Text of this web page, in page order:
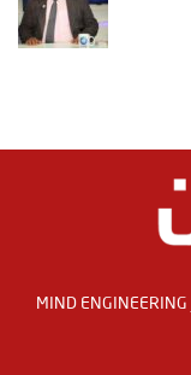
MIND ENGINEERING